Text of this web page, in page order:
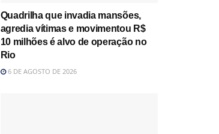
Quadrilha que invadia mansões,
agredia vítimas e movimentou R$
10 milhões é alvo de operação no
Rio
6 DE AGOSTO DE 2026